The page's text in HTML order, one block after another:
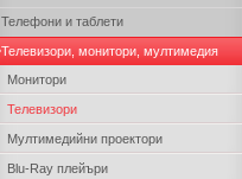
Телефони и таблети
Телевизори, монитори, мултимедия
Монитори
Телевизори
Мултимедийни проектори
Blu-Ray плейъри